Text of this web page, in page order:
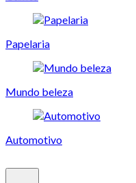
Papelaria
Mundo beleza
Automotivo